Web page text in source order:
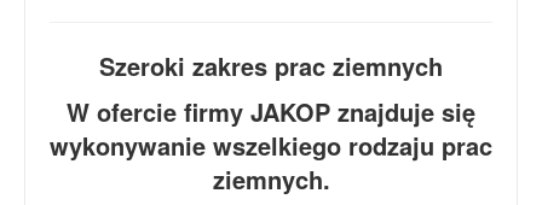
Szeroki zakres prac ziemnych
W ofercie firmy JAKOP znajduje się
wykonywanie wszelkiego rodzaju prac
ziemnych.